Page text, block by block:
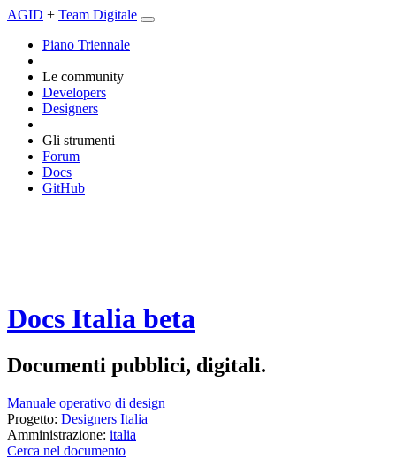
AGID + Team Digitale
Piano Triennale
Le community
Developers
Designers
Gli strumenti
Forum
Docs
GitHub
Docs Italia beta
Documenti pubblici, digitali.
Manuale operativo di design
Progetto: Designers Italia
Amministrazione: italia
Cerca nel documento